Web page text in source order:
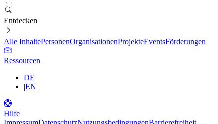
Entdecken
Alle InhaltePersonenOrganisationenProjekteEventsFörderungen
Ressourcen
DE
|EN
Hilfe
ImpressumDatenschutzNutzungsbedingungenBarrierefreiheit